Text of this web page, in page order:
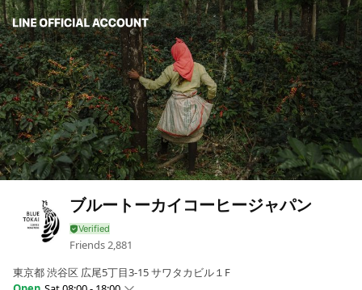
ブルートーカイコーヒージャパン
Friends2,881
東京都 渋谷区 広尾5丁目3‐15 サワタカビル１F